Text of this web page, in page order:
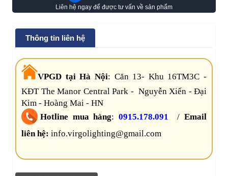
Liên hệ ngay để được tư vấn về sản phẩm
Thông tin liên hệ
VPGD tại Hà Nội: Căn 13- Khu 16TM3C -
KĐT The Manor Central Park - Nguyễn Xiển - Đại
Kim - Hoàng Mai - HN
Hotline mua hàng:0915.178.091 /Email
liên hệ: info.virgolighting@gmail.com